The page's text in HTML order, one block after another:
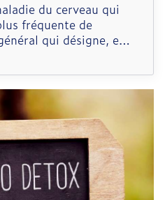
du cerveau qui
fréquente de
qui désigne, en
le cerveau est
de certaines
par des problèmes
surtout